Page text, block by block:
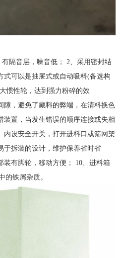
隔音层，噪音低； 2、采用密封结
式可以是抽屉式或自动吸料(备选构
惯性轮，达到强力粉碎的效
隙，避免了藏料的弊端，在清料换色
装置，当发生错误的顺序连接或失相
内设安全开关，打开进料口或筛网架
于拆装的设计，维护保养省时省
装有脚轮，移动方便； 10、进料箱
的铁屑杂质。